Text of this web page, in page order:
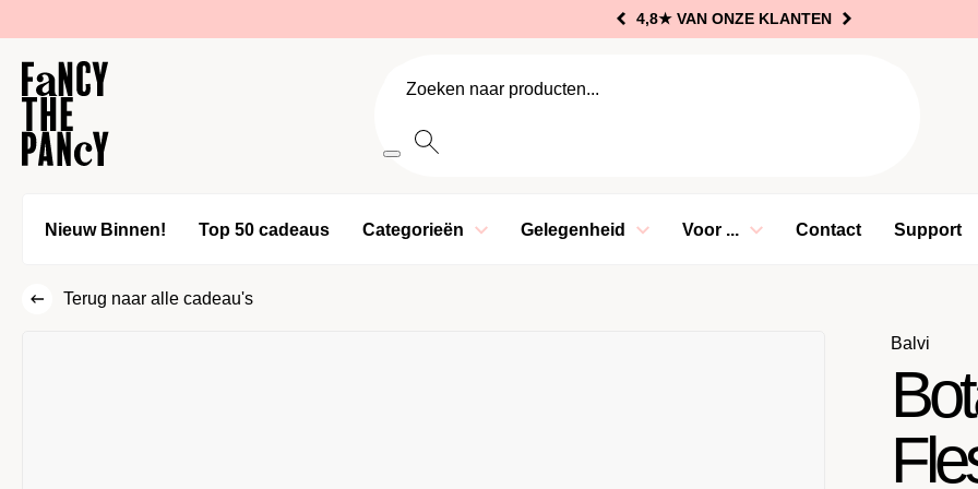
4,8★VAN ONZE KLANTEN
Nieuw Binnen! Top 50 cadeaus Categorieën Gelegenheid Voor ... Contact Support
Terug naar alle cadeau's
Balvi